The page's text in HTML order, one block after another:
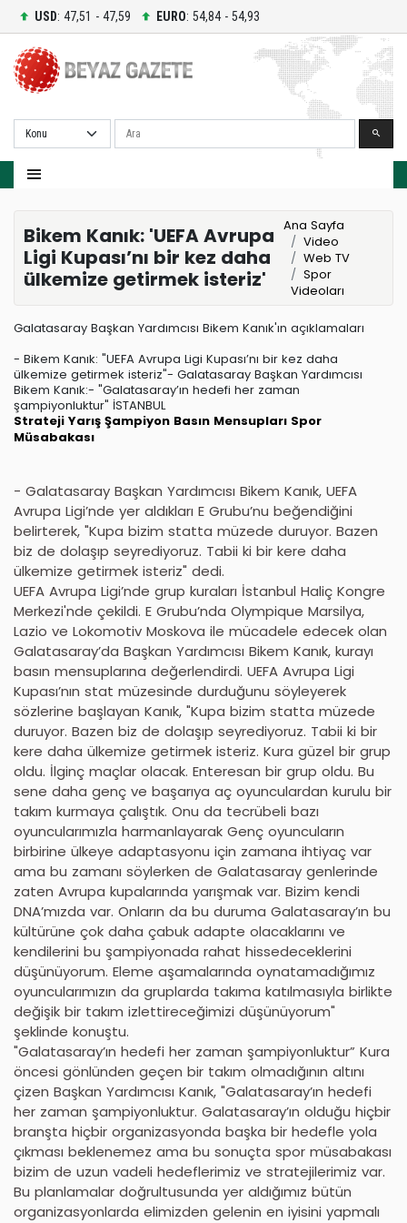
USD: 47,51 - 47,59 EURO: 54,84 - 54,93
Ara
Bikem Kanık: 'UEFA Avrupa
Ligi Kupası’nı bir kez daha
ülkemize getirmek isteriz'
Ana Sayfa
Video
Web TV
Spor
Videoları
Galatasaray Başkan Yardımcısı Bikem Kanık'ın açıklamaları
- Bikem Kanık: "UEFA Avrupa Ligi Kupası’nı bir kez daha
ülkemize getirmek isteriz"- Galatasaray Başkan Yardımcısı
Bikem Kanık:- "Galatasaray’ın hedefi her zaman
şampiyonluktur" İSTANBUL
Strateji Yarış Şampiyon Basın Mensupları Spor
Müsabakası
- Galatasaray Başkan Yardımcısı Bikem Kanık, UEFA
Avrupa Ligi’nde yer aldıkları E Grubu’nu beğendiğini
belirterek, "Kupa bizim statta müzede duruyor. Bazen
biz de dolaşıp seyrediyoruz. Tabii ki bir kere daha
ülkemize getirmek isteriz" dedi.
UEFA Avrupa Ligi’nde grup kuraları İstanbul Haliç Kongre
Merkezi'nde çekildi. E Grubu’nda Olympique Marsilya,
Lazio ve Lokomotiv Moskova ile mücadele edecek olan
Galatasaray’da Başkan Yardımcısı Bikem Kanık, kurayı
basın mensuplarına değerlendirdi. UEFA Avrupa Ligi
Kupası’nın stat müzesinde durduğunu söyleyerek
sözlerine başlayan Kanık, "Kupa bizim statta müzede
duruyor. Bazen biz de dolaşıp seyrediyoruz. Tabii ki bir
kere daha ülkemize getirmek isteriz. Kura güzel bir grup
oldu. İlginç maçlar olacak. Enteresan bir grup oldu. Bu
sene daha genç ve başarıya aç oyunculardan kurulu bir
takım kurmaya çalıştık. Onu da tecrübeli bazı
oyuncularımızla harmanlayarak Genç oyuncuların
birbirine ülkeye adaptasyonu için zamana ihtiyaç var
ama bu zamanı söylerken de Galatasaray genlerinde
zaten Avrupa kupalarında yarışmak var. Bizim kendi
DNA’mızda var. Onların da bu duruma Galatasaray’ın bu
kültürüne çok daha çabuk adapte olacaklarını ve
kendilerini bu şampiyonada rahat hissedeceklerini
düşünüyorum. Eleme aşamalarında oynatamadığımız
oyuncularımızın da gruplarda takıma katılmasıyla birlikte
değişik bir takım izlettireceğimizi düşünüyorum"
şeklinde konuştu.
"Galatasaray’ın hedefi her zaman şampiyonluktur” Kura
öncesi gönlünden geçen bir takım olmadığının altını
çizen Başkan Yardımcısı Kanık, "Galatasaray’ın hedefi
her zaman şampiyonluktur. Galatasaray’ın olduğu hiçbir
branşta hiçbir organizasyonda başka bir hedefle yola
çıkması beklenemez ama bu sonuçta spor müsabakası
bizim de uzun vadeli hedeflerimiz ve stratejilerimiz var.
Bu planlamalar doğrultusunda yer aldığımız bütün
organizasyonlarda elimizden gelenin en iyisini yapmalı